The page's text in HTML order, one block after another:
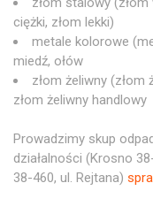
ciężki, złom lekki)
metale kolorowe
miedź, ołów
złom żeliwny
złom żeliwny handlowy
Prowadzimy skup
działalności (Krosno
38-460, ul. Rejtana)